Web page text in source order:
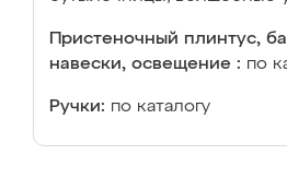
Пристеночный плинтус,
навески, освещение : по
Ручки: по каталогу